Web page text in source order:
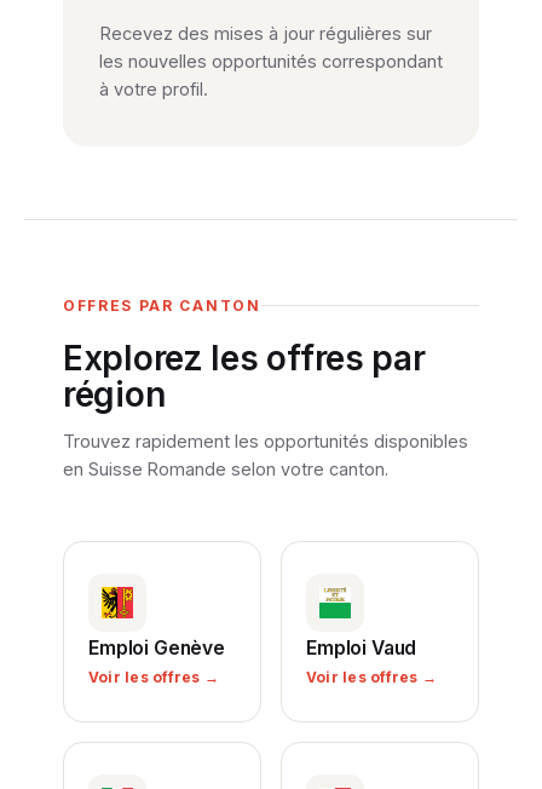
Recevez des mises à jour régulières sur
les nouvelles opportunités correspondant
à votre profil.
OFFRES PAR CANTON
Explorez les offres par
région
Trouvez rapidement les opportunités disponibles
en Suisse Romande selon votre canton.
Emploi Genève
Voir les offres →
Emploi Vaud
Voir les offres →